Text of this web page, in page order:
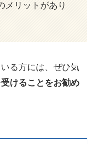
メリットがあり
る方には、ぜひ気
けることをお勧め